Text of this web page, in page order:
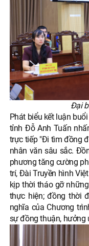
Đại
Phát biểu kết luận
tỉnh Đỗ Anh Tuấn
trực tiếp "Đi tìm đồng
nhân văn sâu sắc.
phương tăng cường
trí, Đài Truyền hình
kịp thời tháo gỡ
thực hiện; đồng thời
nghĩa của Chương
sự đồng thuận, hưởng